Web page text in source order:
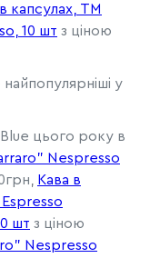
капсулах, ТМ
10 шт з ціною
у
цього року в
Nespresso
Кава в
шт з ціною
Nespresso